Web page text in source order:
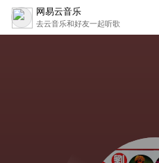
网易云音乐
去云音乐和好友一起听歌